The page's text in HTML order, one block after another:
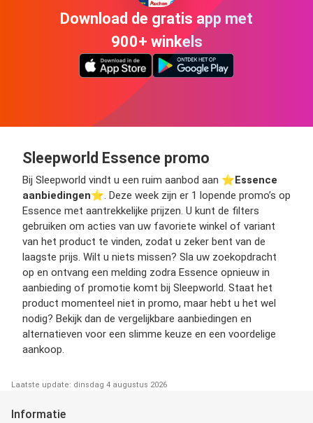
Download de gratis app met
900+ winkels
Sleepworld Essence promo
Bij Sleepworld vindt u een ruim aanbod aan ⭐️Essence
aanbiedingen⭐️. Deze week zijn er 1 lopende promo’s op
Essence met aantrekkelijke prijzen. U kunt de filters
gebruiken om acties van uw favoriete winkel of variant
van het product te vinden, zodat u zeker bent van de
laagste prijs. Wilt u niets missen? Sla uw zoekopdracht
op en ontvang een melding zodra Essence opnieuw in
aanbieding of promotie komt bij Sleepworld. Staat het
product momenteel niet in promo, maar hebt u het wel
nodig? Bekijk dan de vergelijkbare aanbiedingen en
alternatieven voor een slimme keuze en een voordelige
aankoop.
Laatste update: dinsdag 4 augustus 2026
Informatie